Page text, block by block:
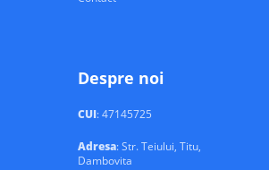
Despre noi
CUI: 47145725
Adresa: Str. Teiului, Titu,
Dambovita